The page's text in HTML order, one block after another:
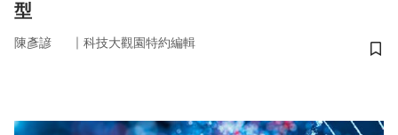
型
陳彥諺 ｜ 科技大觀園特約編輯
儲